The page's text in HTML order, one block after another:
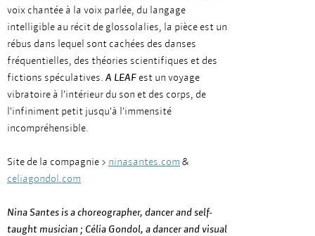
voix chantée à la voix parlée, du langage
intelligible au récit de glossolalies, la pièce est un
rébus dans lequel sont cachées des danses
fréquentielles, des théories scientifiques et des
fictions spéculatives. A LEAF est un voyage
vibratoire à l'intérieur du son et des corps, de
l'infiniment petit jusqu'à l'immensité
incompréhensible.
Site de la compagnie > ninasantes.com &
celiagondol.com
Nina Santes is a choreographer, dancer and self-
taught musician ; Célia Gondol, a dancer and visual